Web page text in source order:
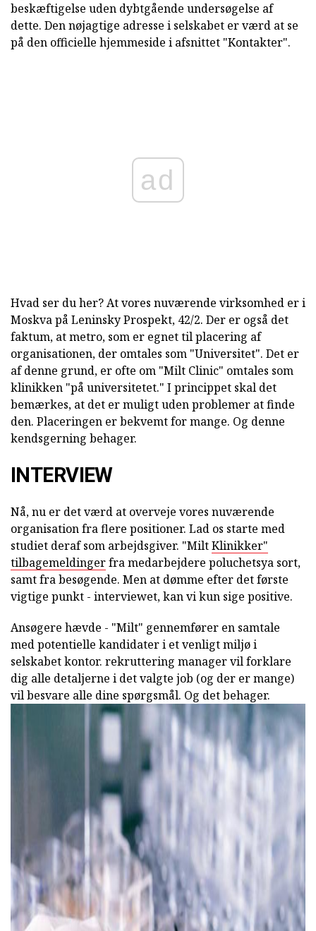
beskæftigelse uden dybtgående undersøgelse af
dette. Den nøjagtige adresse i selskabet er værd at se
på den officielle hjemmeside i afsnittet "Kontakter".
ad
Hvad ser du her? At vores nuværende virksomhed er i
Moskva på Leninsky Prospekt, 42/2. Der er også det
faktum, at metro, som er egnet til placering af
organisationen, der omtales som "Universitet". Det er
af denne grund, er ofte om "Milt Clinic" omtales som
klinikken "på universitetet." I princippet skal det
bemærkes, at det er muligt uden problemer at finde
den. Placeringen er bekvemt for mange. Og denne
kendsgerning behager.
INTERVIEW
Nå, nu er det værd at overveje vores nuværende
organisation fra flere positioner. Lad os starte med
studiet deraf som arbejdsgiver. "MiltKlinikker"
tilbagemeldingerfra medarbejdere poluchetsya sort,
samt fra besøgende. Men at dømme efter det første
vigtige punkt - interviewet, kan vi kun sige positive.
Ansøgere hævde - "Milt" gennemfører en samtale
med potentielle kandidater i et venligt miljø i
selskabet kontor. rekruttering manager vil forklare
dig alle detaljerne i det valgte job (og der er mange)
vil besvare alle dine spørgsmål. Og det behager.